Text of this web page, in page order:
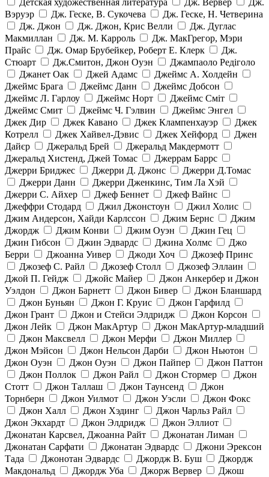
Детская художественная литература
Дж. Вервер
Дж.
Вэруэр
Дж. Геске, В. Сукочева
Дж. Геске, Н. Четверина
Дж. Джон
Дж. Джон, Крис Велли
Дж. Дуглас
Макмиллан
Дж. М. Карроль
Дж. МакГрегор, Мэри
Прайс
Дж. Омар Брубейкер, Роберт Е. Клерк
Дж.
Стюарт
Дж.Смитон, Джон Оуэн
Джампаоло Редіголо
Джанет Оак
Джей Адамс
Джеймс А. Холдейн
Джеймс Брага
Джеймс Данн
Джеймс Добсон
Джеймс Л. Гарлоу
Джеймс Норт
Джеймс Сміт
Джеймс Смит
Джеймс Ч. Гэлвин
Джеймс Энгел
Джек Дир
Джек Кавано Джек Клампенхауэр
Джек
Котрелл
Джек Хайвел-Дэвис Джек Хейфорд
Джен
Дайєр
Джеральд Брей
Джеральд Макдермотт
Джеральд Хистенд, Джей Томас
Джеррам Баррс
Джерри Бриджес
Джерри Д. Джонс
Джерри Д.Томас
Джерри Данн
Джерри Дженкинс, Тим Ла Хэй
Джерри С. Айхер
Джеф Беннет
Джеф Вайнс
Джеффри Стодард
Джил Джонстоун
Джил Холис
Джим Андерсон, Хайди Карлссон
Джим Бернс
Джим
Джордж
Джим Конви Джим Оуэн
Джин Гец
Джин Гибсон
Джин Эдвардс Джина Холмс
Джо
Берри
Джоанна Уивер Джоди Хоч
Джозеф Принс
Джозеф С. Райл
Джозеф Столл
Джозеф Эллаин
Джой П. Гейдж
Джойс Майер
Джон Анкербер и Джон
Уэлдон
Джон Барнетт Джон Бивер
Джон Бланшард
Джон Буньян
Джон Г. Круис
Джон Гарфилд
Джон Грант
Джон и Стейси Элдридж
Джон Корсон
Джон Лейк
Джон МакАртур
Джон МакАртур-младший
Джон Максвелл
Джон Мерфи
Джон Миллер
Джон Мэйсон
Джон Нельсон Дарби
Джон Ньютон
Джон Оуэн
Джон Оуэн Джон Пайпер
Джон Паттон
Джон Поллок
Джон Райл Джон Стормер
Джон
Стотт
Джон Таллаш Джон Таунсенд
Джон
Торнберн
Джон Уилмот Джон Уэсли
Джон Фокс
Джон Халл
Джон Хэдинг
Джон Чарльз Райл
Джон Экхардт
Джон Элдридж
Джон Эллиот
Джонатан Карсвел, Джоанна Райт
Джонатан Лиман
Джонатан Сарфати
Джонатан Эдвардс
Джони Эрексон
Тада
Джонотан Эдвардс Джордж В. Буш
Джордж
Макдональд
Джордж Уба Джорж Вервер
Джош